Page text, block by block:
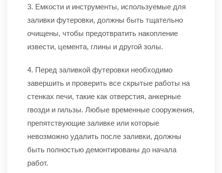
3. Емкости и инструменты, используемые для
заливки футеровки, должны быть тщательно
очищены, чтобы предотвратить накопление
извести, цемента, глины и другой золы.
4. Перед заливкой футеровки необходимо
завершить и проверить все скрытые работы на
стенках печи, такие как отверстия, анкерные
гвозди и гильзы. Любые временные сооружения,
препятствующие заливке или которые
невозможно удалить после заливки, должны
быть полностью демонтированы до начала
работ.